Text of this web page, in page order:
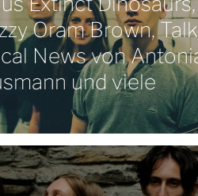
Oram Brown, Talk
News von
und viele